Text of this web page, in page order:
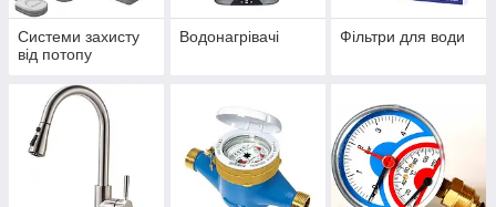
Системи захисту
від потопу
Водонагрівачі Фільтри для води